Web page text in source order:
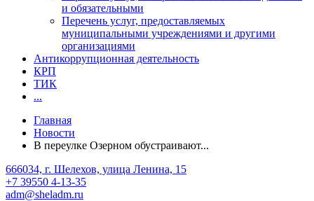
и обязательными
Перечень услуг, предоставляемых
муниципальными учреждениями и другими
организациями
Антикоррупционная деятельность
КРП
ТИК
...
Главная
Новости
В переулке Озерном обустраивают...
666034, г. Шелехов, улица Ленина, 15
+7 39550 4-13-35
adm@sheladm.ru